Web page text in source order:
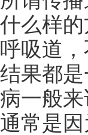
什么样
呼吸道
结果都
病一般
通常是